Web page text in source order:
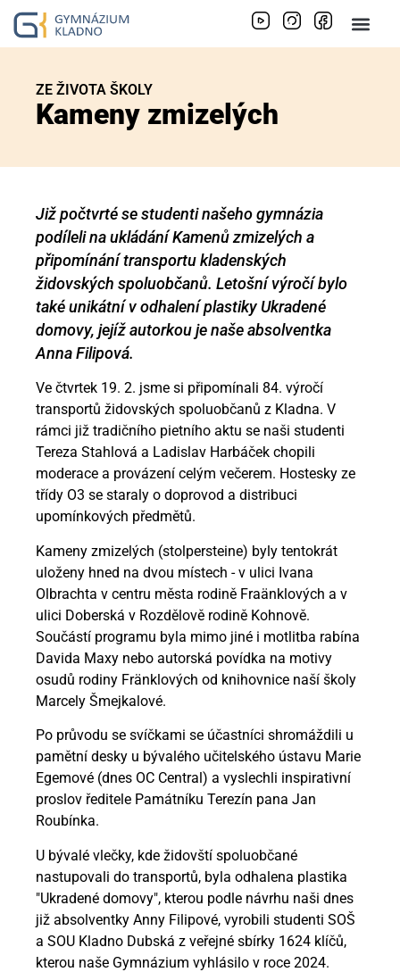
ZE ŽIVOTA ŠKOLY
Kameny zmizelých
Již počtvrté se studenti našeho gymnázia
podíleli na ukládání Kamenů zmizelých a
připomínání transportu kladenských
židovských spoluobčanů. Letošní výročí bylo
také unikátní v odhalení plastiky Ukradené
domovy, jejíž autorkou je naše absolventka
Anna Filipová.
Ve čtvrtek 19. 2. jsme si připomínali 84. výročí
transportů židovských spoluobčanů z Kladna. V
rámci již tradičního pietního aktu se naši studenti
Tereza Stahlová a Ladislav Harbáček chopili
moderace a provázení celým večerem. Hostesky ze
třídy O3 se staraly o doprovod a distribuci
upomínkových předmětů.
Kameny zmizelých (stolpersteine) byly tentokrát
uloženy hned na dvou místech - v ulici Ivana
Olbrachta v centru města rodině Fraänklových a v
ulici Doberská v Rozdělově rodině Kohnově.
Součástí programu byla mimo jiné i motlitba rabína
Davida Maxy nebo autorská povídka na motivy
osudů rodiny Fränklových od knihovnice naší školy
Marcely Šmejkalové.
Po průvodu se svíčkami se účastníci shromáždili u
pamětní desky u bývalého učitelského ústavu Marie
Egemové (dnes OC Central) a vyslechli inspirativní
proslov ředitele Památníku Terezín pana Jan
Roubínka.
U bývalé vlečky, kde židovští spoluobčané
nastupovali do transportů, byla odhalena plastika
"Ukradené domovy", kterou podle návrhu naši dnes
již absolventky Anny Filipové, vyrobili studenti SOŠ
a SOU Kladno Dubská z veřejné sbírky 1624 klíčů,
kterou naše Gymnázium vyhlásilo v roce 2024.